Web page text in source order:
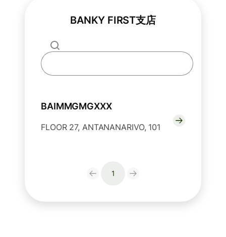
BANKY FIRST支店
BAIMMGMGXXX
FLOOR 27, ANTANANARIVO, 101
1